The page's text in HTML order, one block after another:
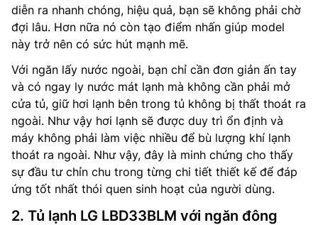
diễn ra nhanh chóng, hiệu quả, bạn sẽ không phải chờ
đợi lâu. Hơn nữa nó còn tạo điểm nhấn giúp model
này trở nên có sức hút mạnh mẽ.
Với ngăn lấy nước ngoài, bạn chỉ cần đơn giản ấn tay
và có ngay ly nước mát lạnh mà không cần phải mở
cửa tủ, giữ hơi lạnh bên trong tủ không bị thất thoát ra
ngoài. Như vậy hơi lạnh sẽ được duy trì ổn định và
máy không phải làm việc nhiều để bù lượng khí lạnh
thoát ra ngoài. Như vậy, đây là minh chứng cho thấy
sự đầu tư chỉn chu trong từng chi tiết thiết kế để đáp
ứng tốt nhất thói quen sinh hoạt của người dùng.
2. Tủ lạnh LG LBD33BLM với ngăn đông